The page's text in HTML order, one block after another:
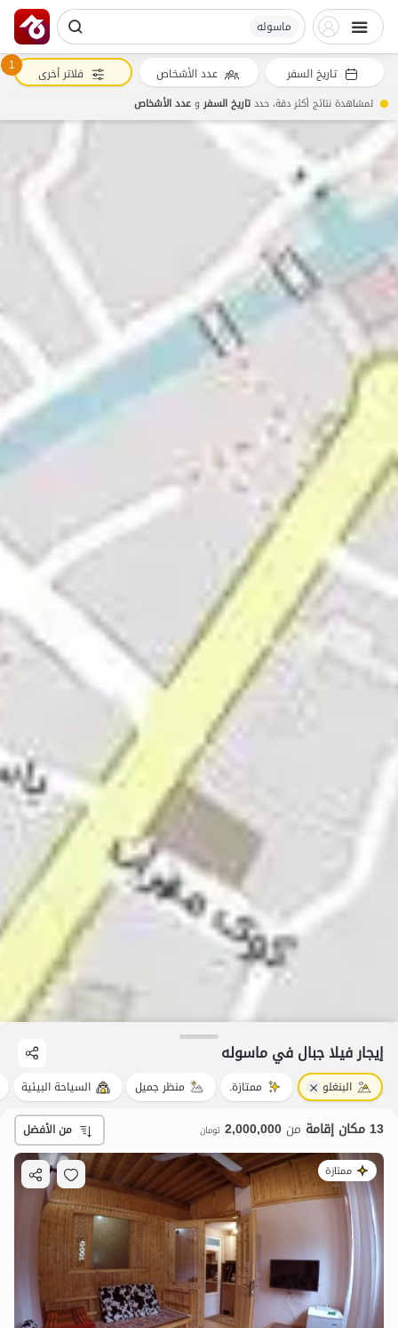
ماسوله
إيجار فيلا جبال في ماسوله
البنغلو ممتازة. منظر جميل السياحة البيئية
13 مكان إقامة من 2,000,000 تومان من الأفضل
ممتازة
تاريخ السفر عدد الأشخاص 1 فلاتر أخرى
لمشاهدة نتائج أكثر دقة، حددتاريخ السفروعدد الأشخاص